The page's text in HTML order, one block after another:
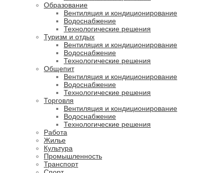
Образование
Вентиляция и кондиционирование
Водоснабжение
Технологические решения
Туризм и отдых
Вентиляция и кондиционирование
Водоснабжение
Технологические решения
Общепит
Вентиляция и кондиционирование
Водоснабжение
Технологические решения
Торговля
Вентиляция и кондиционирование
Водоснабжение
Технологические решения
Работа
Жилье
Культура
Промышленность
Транспорт